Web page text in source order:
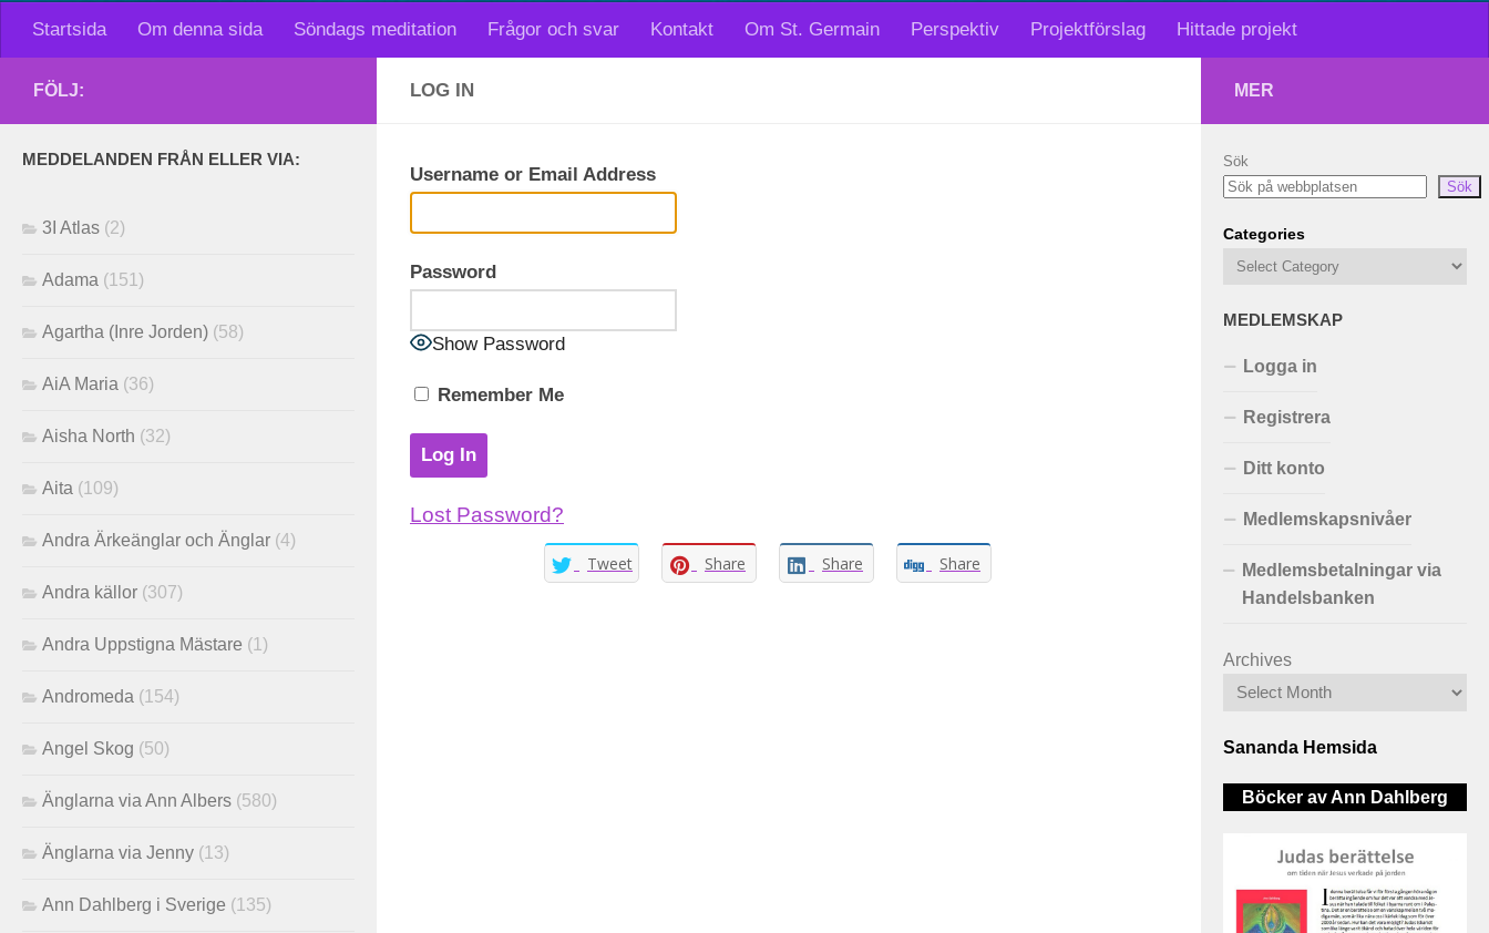
Startsida Om denna sida Söndags meditation Frågor och svar Kontakt Om St. Germain Perspektiv Projektförslag Hittade projekt
LOG IN
Username or Email Address
Password
Show Password
Remember Me
Lost Password?
Tweet Share Share Share
FÖLJ:
MEDDELANDEN FRÅN ELLER VIA:
3I Atlas (2)
Adama (151)
Agartha (Inre Jorden) (58)
AiA Maria (36)
Aisha North (32)
Aita (109)
Andra Ärkeänglar och Änglar (4)
Andra källor (307)
Andra Uppstigna Mästare (1)
Andromeda (154)
Angel Skog (50)
Änglarna via Ann Albers (580)
Änglarna via Jenny (13)
Ann Dahlberg i Sverige (135)
MER
Sök
Sök
Categories
MEDLEMSKAP
Logga in
Registrera
Ditt konto
Medlemskapsnivåer
Medlemsbetalningar via
Handelsbanken
Archives
Sananda Hemsida
Böcker av Ann Dahlberg